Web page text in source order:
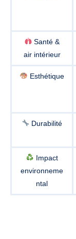
Santé &
air intérieur
Esthétique
Durabilité
Impact
environneme
ntal